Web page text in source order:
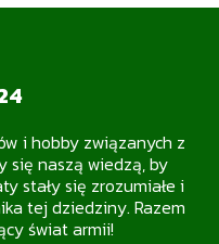
i hobby związanych z
się naszą wiedzą, by
stały się zrozumiałe i
tej dziedziny. Razem
świat armii!